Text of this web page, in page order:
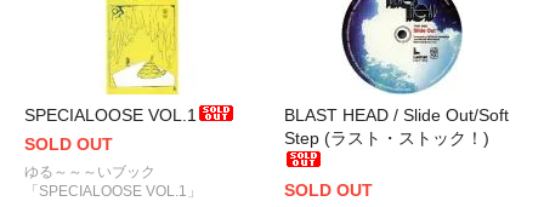
SPECIALOOSE VOL.1
SOLD OUT
ゆる～～～いブック
「SPECIALOOSE VOL.1」
BLAST HEAD / Slide Out/Soft
Step (ラスト・ストック！)
SOLD OUT